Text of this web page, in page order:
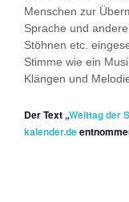
Menschen zur
Sprache und
Stöhnen etc.
Stimme wie ein
Klängen und
Der Text „Welttag der
kalender.de